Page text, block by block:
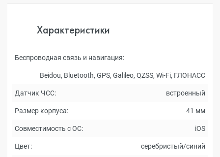
Характеристики
Беспроводная связь и навигация:
Beidou, Bluetooth, GPS, Galileo, QZSS, Wi-Fi, ГЛОНАСC
Датчик ЧСС: встроенный
Размер корпуса: 41 мм
Совместимость с ОС: iOS
Цвет: серебристый/синий